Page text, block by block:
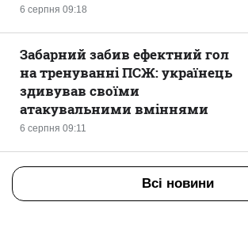
6 серпня 09:18
6 серпня 09:11
Забарний забив ефектний гол
на тренуванні ПСЖ: українець
здивував своїми
атакувальними вміннями
Всі новини